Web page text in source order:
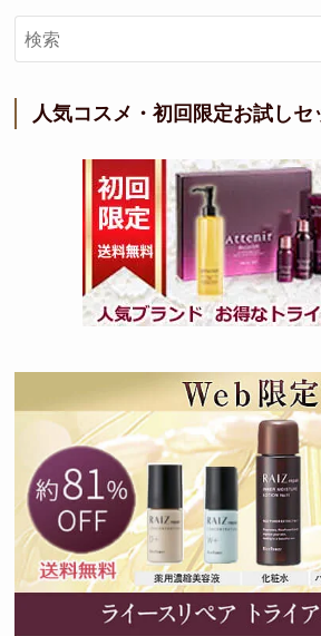
人気コスメ・初回限定お試しセ